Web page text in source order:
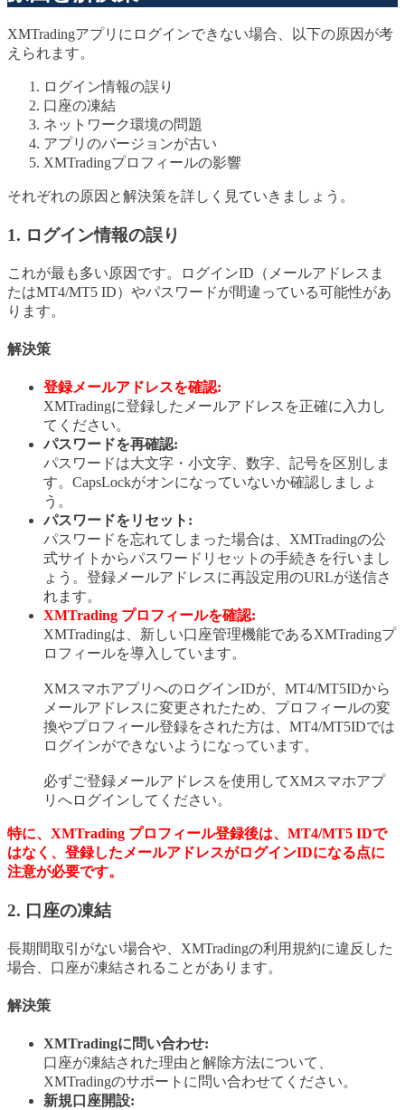
XMTradingアプリにログインできない場合、以下の原因が考
えられます。
ログイン情報の誤り
口座の凍結
ネットワーク環境の問題
アプリのバージョンが古い
XMTradingプロフィールの影響
それぞれの原因と解決策を詳しく見ていきましょう。
1. ログイン情報の誤り
これが最も多い原因です。ログインID（メールアドレスま
たはMT4/MT5 ID）やパスワードが間違っている可能性があ
ります。
解決策
登録メールアドレスを確認:
XMTradingに登録したメールアドレスを正確に入力し
てください。
パスワードを再確認:
パスワードは大文字・小文字、数字、記号を区別しま
す。CapsLockがオンになっていないか確認しましょ
う。
パスワードをリセット:
パスワードを忘れてしまった場合は、XMTradingの公
式サイトからパスワードリセットの手続きを行いまし
ょう。登録メールアドレスに再設定用のURLが送信さ
れます。
XMTrading プロフィールを確認:
XMTradingは、新しい口座管理機能であるXMTradingプ
ロフィールを導入しています。
XMスマホアプリへのログインIDが、MT4/MT5IDから
メールアドレスに変更されたため、プロフィールの変
換やプロフィール登録をされた方は、MT4/MT5IDでは
ログインができないようになっています。
必ずご登録メールアドレスを使用してXMスマホアプ
リへログインしてください。
特に、XMTrading プロフィール登録後は、MT4/MT5 IDで
はなく、登録したメールアドレスがログインIDになる点に
注意が必要です。
2. 口座の凍結
長期間取引がない場合や、XMTradingの利用規約に違反した
場合、口座が凍結されることがあります。
解決策
XMTradingに問い合わせ:
口座が凍結された理由と解除方法について、
XMTradingのサポートに問い合わせてください。
新規口座開設: